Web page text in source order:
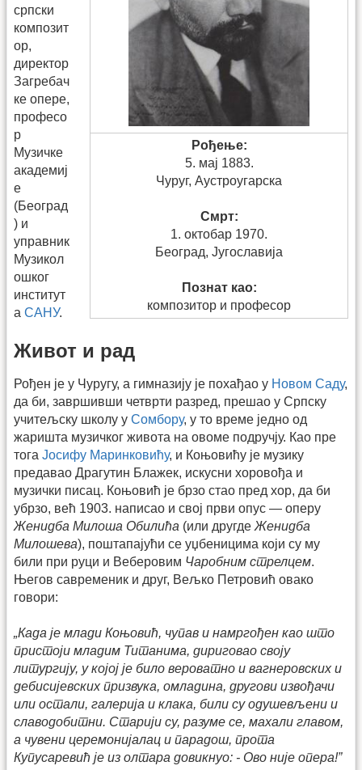
Рођење:
5. мај 1883.
Чуруг, Аустроугарска
Смрт:
1. октобар 1970.
Београд, Југославија
Познат као:
композитор и професор
српски
композит
ор,
директор
Загребач
ке опере,
професо
р
Музичке
академиј
е
(Београд
) и
управник
Музикол
ошког
институт
а САНУ.
Живот и рад
Рођен је у Чуругу, а гимназију је похађао у Новом Саду,
да би, завршивши четврти разред, прешао у Српску
учитељску школу у Сомбору, у то време једно од
жаришта музичког живота на овоме подручју. Као пре
тога Јосифу Маринковићу, и Коњовићу је музику
предавао Драгутин Блажек, искусни хоровођа и
музички писац. Коњовић је брзо стао пред хор, да би
убрзо, већ 1903. написао и свој први опус — оперу
Женидба Милоша Обилића (или другде Женидба
Милошева), поштапајући се уџбеницима који су му
били при руци и Веберовим Чаробним стрелцем.
Његов савременик и друг, Вељко Петровић овако
говори:
„Када је млади Коњовић, чупав и намргођен као што
пристоји младим Титанима, дириговао своју
литургију, у којој је било вероватно и вагнеровских и
дебисијевских призвука, омладина, другови извођачи
или остали, галерија и клака, били су одушевљени и
славодобитни. Старији су, разуме се, махали главом,
а чувени церемонијалац и парадош, прота
Купусаревић је из олтара довикнуо: - Ово није опера!”